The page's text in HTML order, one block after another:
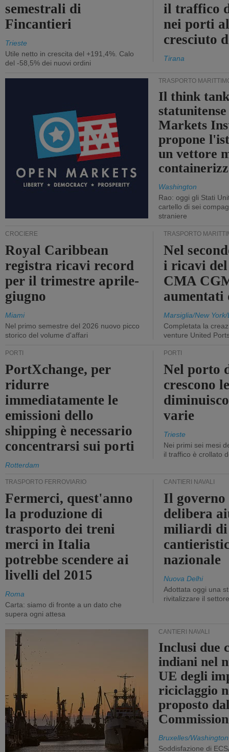
semestrali di
Fincantieri
Trieste
Utile netto in crescita del +191,4%. Calo
del -58,5% dei nuovi ordini
il traffico
nei porti
cresciuto
Tirana
TRASPORTO
Il think
Markets
propone
un vettore
Washington
Rao: oggi gli Stati
cartello di sei
straniere
CROCIERE
Royal Caribbean
registra ricavi record
per il trimestre aprile-
giugno
Miami
Nel primo semestre del 2026 nuovo picco
storico del volume d'affari
TRASPORTO
Nel
i ricavi
CMA
aumentati
Marsiglia/New
Completata la
venture United
PORTI
PortXchange, per
ridurre
immediatamente le
emissioni dello
shipping è necessario
concentrarsi sui porti
Rotterdam
PORTI
Nel porto
crescono
varie
Trieste
Nei primi sei mesi
il traffico è crollato
TRASPORTO FERROVIARIO
Fermerci, quest'anno
la produzione di
trasporto dei treni
merci in Italia
potrebbe scendere ai
livelli del 2015
Roma
Carta: siamo di fronte a un dato che
supera ogni attesa
CANTIERI NAVALI
Il
delibera
miliardi
nazionale
Nuova Delhi
Adottata oggi una
rivitalizzare il settore
CANTIERI NAVALI
Inclusi due
indiani nel
UE degli
riciclaggio
proposto
Bruxelles/Washington
Soddisfazione di